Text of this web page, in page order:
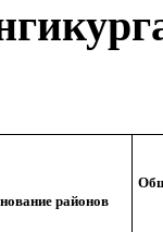
районов